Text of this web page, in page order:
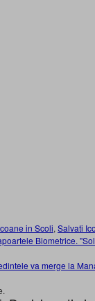
in Scoli, Salvati
Biometrice.
va merge la